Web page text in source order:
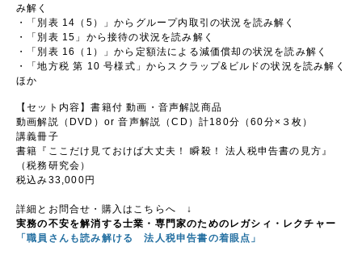
み解く
・「別表 14（5）」からグループ内取引の状況を読み解く
・「別表 15」から接待の状況を読み解く
・「別表 16（1）」から定額法による減価償却の状況を読み解く
・「地方税 第 10 号様式」からスクラップ&ビルドの状況を読み解く
ほか
【セット内容】書籍付 動画・音声解説商品
動画解説（DVD）or 音声解説（CD）計180分（60分×３枚）
講義冊子
書籍『ここだけ見ておけば大丈夫！ 瞬殺！ 法人税申告書の見方』
（税務研究会）
税込み33,000円
詳細とお問合せ・購入はこちらへ ↓
実務の不安を解消する士業・専門家のためのレガシィ・レクチャー
「職員さんも読み解ける 法人税申告書の着眼点」